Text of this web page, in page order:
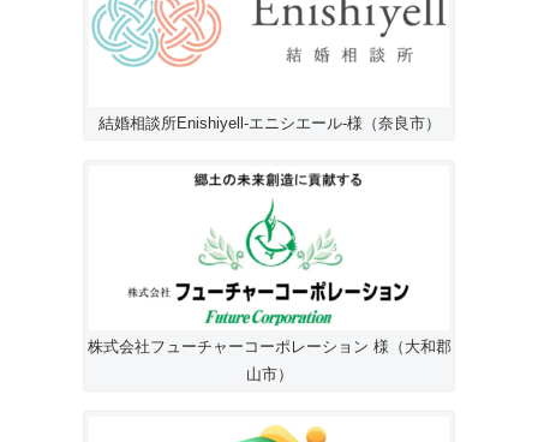
結婚相談所Enishiyell-エニシエール-様（奈良市）
株式会社フューチャーコーポレーション 様（大和郡
山市）